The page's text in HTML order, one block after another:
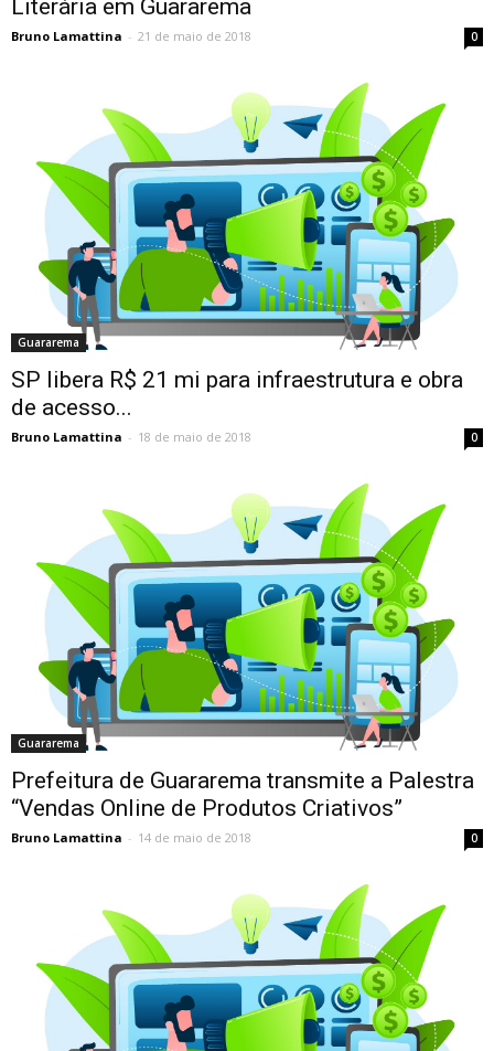
Literária em Guararema
Bruno Lamattina - 21 de maio de 2018 0
Guararema
SP libera R$ 21 mi para infraestrutura e obra
de acesso...
Bruno Lamattina - 18 de maio de 2018 0
Guararema
Prefeitura de Guararema transmite a Palestra
“Vendas Online de Produtos Criativos”
Bruno Lamattina - 14 de maio de 2018 0